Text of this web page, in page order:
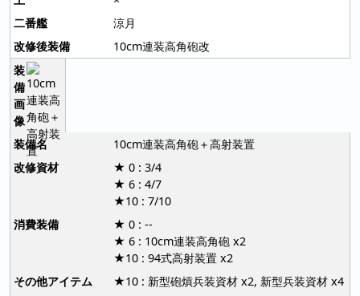
涼月
10cm連装高角砲改
10cm連装高角砲＋高射装置
★ 0 : 3/4
★ 6 : 4/7
★10 : 7/10
★ 0 : --
★ 6 : 10cm連装高角砲 x2
★10 : 94式高射装置 x2
★10 : 新型砲熕兵装資材 x2, 新型兵装資材 x4